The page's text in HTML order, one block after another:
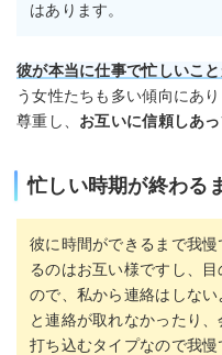
はあります。
彼が本当に仕事で忙しいこ
う女性たちも多い傾向にあ
尊重し、 お互いに信頼しあ
忙しい時期が終わる
彼に時間ができるまで我
るのはお互い様ですし、
ので、私から連絡はしな
と連絡が取れなかったり
打ち込むタイプなので我慢